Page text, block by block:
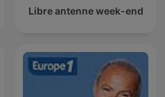
Libre antenne week-end